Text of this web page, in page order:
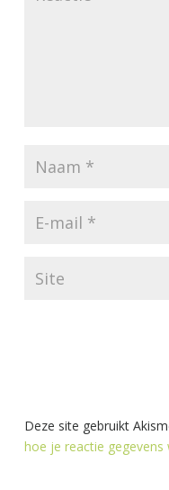
Deze site gebruikt
hoe je reactie